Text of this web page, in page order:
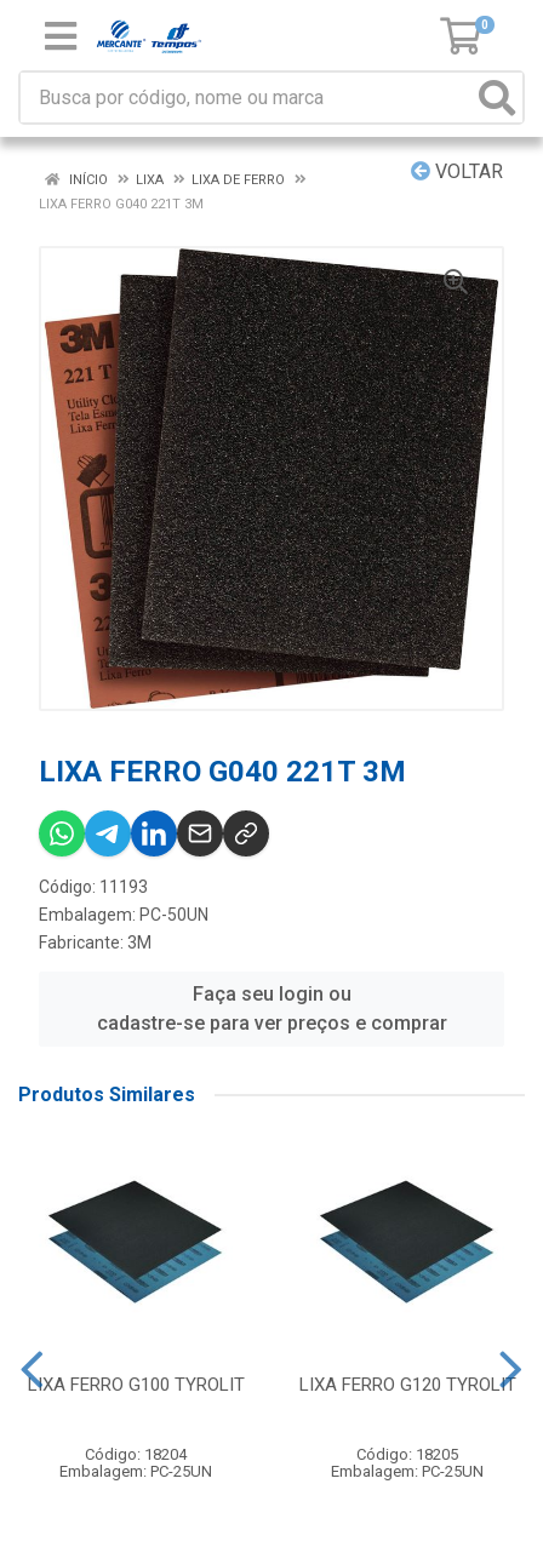
0
VOLTAR
INÍCIO LIXA
LIXA DE FERRO
LIXA FERRO G040 221T 3M
LIXA FERRO G040 221T 3M
Código: 11193
Embalagem: PC-50UN
Fabricante: 3M
Faça seu login ou
cadastre-se para ver preços e comprar
Produtos Similares
LIXA FERRO G100 TYROLIT
Código: 18204
Embalagem: PC-25UN
LIXA FERRO G120 TYROLIT
Código: 18205
Embalagem: PC-25UN